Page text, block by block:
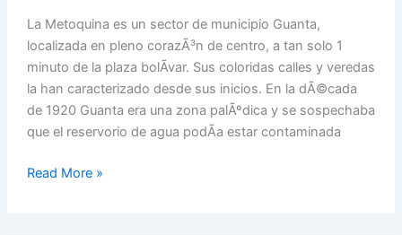
La Metoquina es un sector de municipio Guanta,
localizada en pleno corazÃ³n de centro, a tan solo 1
minuto de la plaza bolÃ­var. Sus coloridas calles y veredas
la han caracterizado desde sus inicios. En la dÃ©cada
de 1920 Guanta era una zona palÃºdica y se sospechaba
que el reservorio de agua podÃ­a estar contaminada
Read More »